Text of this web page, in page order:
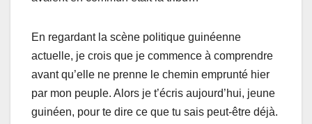
En regardant la scène politique guinéenne
actuelle, je crois que je commence à comprendre
avant qu’elle ne prenne le chemin emprunté hier
par mon peuple. Alors je t’écris aujourd’hui, jeune
guinéen, pour te dire ce que tu sais peut-être déjà.